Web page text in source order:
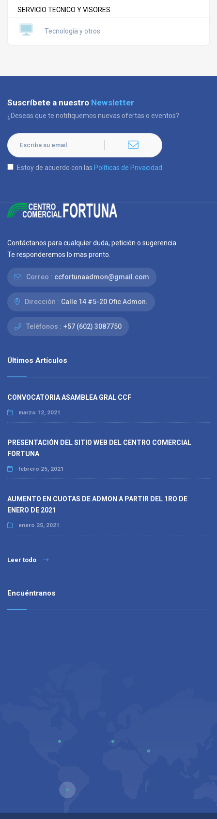
SERVICIO TECNICO Y VISORES
Tecnología y otros
Suscríbete a nuestro Newsletter
¿Deseas que te notifiquemos nuevas ofertas o eventos?
Estoy de acuerdo con las Políticas de Privacidad
Contáctanos para cualquier duda, petición o sugerencia.
Te responderemos lo mas pronto.
Correo : ccfortunaadmon@gmail.com
Dirección : Calle 14 #5-20 Ofic Admon.
Teléfonos : +57 (602) 3087750
Últimos Artículos
CONVOCATORIA ASAMBLEA GRAL CCF
marzo 12, 2021
PRESENTACIÓN DEL SITIO WEB DEL CENTRO COMERCIAL
FORTUNA
febrero 25, 2021
AUMENTO EN CUOTAS DE ADMON A PARTIR DEL 1RO DE
ENERO DE 2021
enero 25, 2021
Leer todo
Encuéntranos